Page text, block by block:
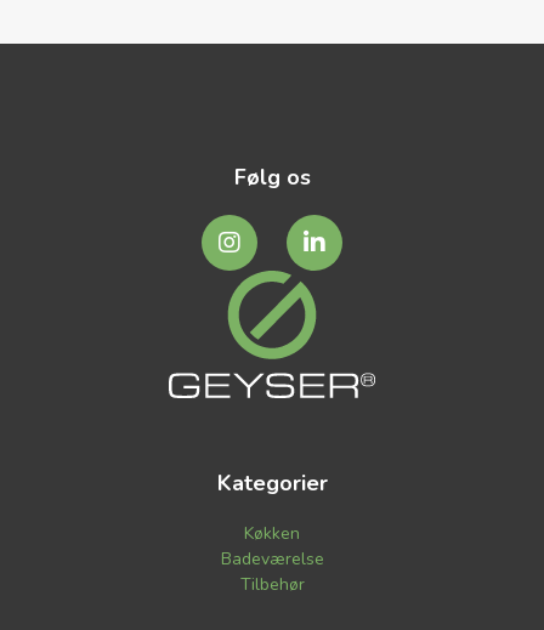
Følg os
Kategorier
Køkken
Badeværelse
Tilbehør